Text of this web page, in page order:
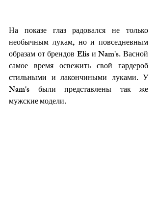
На показе глаз радовался не только
необычным лукам, но и повседневным
образам от брендов Elis и Nam's. Васной
самое время освежить свой гардероб
стильными и лакончиными луками. У
Nam's были представлены так же
мужские модели.